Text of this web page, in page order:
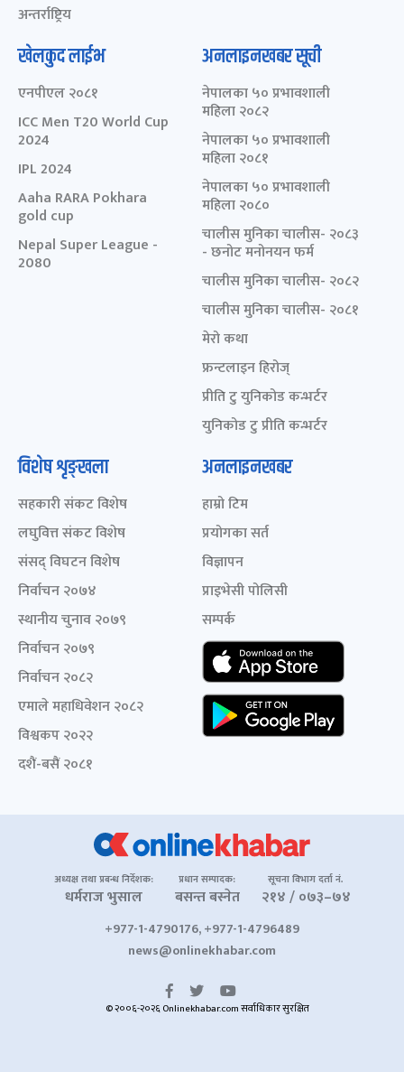
अन्तर्राष्ट्रिय
खेलकुद लाईभ
एनपीएल २०८१
ICC Men T20 World Cup
2024
IPL 2024
Aaha RARA Pokhara
gold cup
Nepal Super League -
2080
अनलाइनखबर सूची
नेपालका ५० प्रभावशाली
महिला २०८२
नेपालका ५० प्रभावशाली
महिला २०८१
नेपालका ५० प्रभावशाली
महिला २०८०
चालीस मुनिका चालीस- २०८३
- छनोट मनोनयन फर्म
चालीस मुनिका चालीस- २०८२
चालीस मुनिका चालीस- २०८१
मेरो कथा
फ्रन्टलाइन हिरोज्
प्रीति टु युनिकोड कन्भर्टर
युनिकोड टु प्रीति कन्भर्टर
विशेष शृङ्खला
सहकारी संकट विशेष
लघुवित्त संकट विशेष
संसद् विघटन विशेष
निर्वाचन २०७४
स्थानीय चुनाव २०७९
निर्वाचन २०७९
निर्वाचन २०८२
एमाले महाधिवेशन २०८२
विश्वकप २०२२
दशैं-बसैं २०८१
अनलाइनखबर
हाम्रो टिम
प्रयोगका सर्त
विज्ञापन
प्राइभेसी पोलिसी
सम्पर्क
अध्यक्ष तथा प्रबन्ध निर्देशक:
धर्मराज भुसाल
प्रधान सम्पादक:
बसन्त बस्नेत
सूचना विभाग दर्ता नं.
२१४ / ०७३–७४
+977-1-4790176, +977-1-4796489
news@onlinekhabar.com
© २००६-२०२६ Onlinekhabar.com सर्वाधिकार सुरक्षित